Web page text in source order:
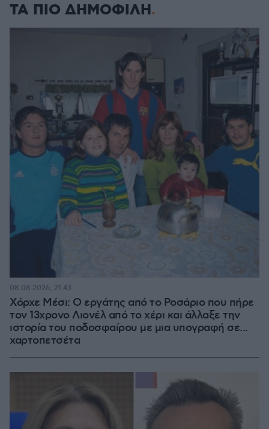
ΤΑ ΠΙΟ ΔΗΜΟΦΙΛΗ
Χόρχε Μέσι: Ο εργάτης από το Ροσάριο που πήρε
τον 13χρονο Λιονέλ από το χέρι και άλλαξε την
ιστορία του ποδοσφαίρου με μια υπογραφή σε...
χαρτοπετσέτα
08.08.2026, 21:43